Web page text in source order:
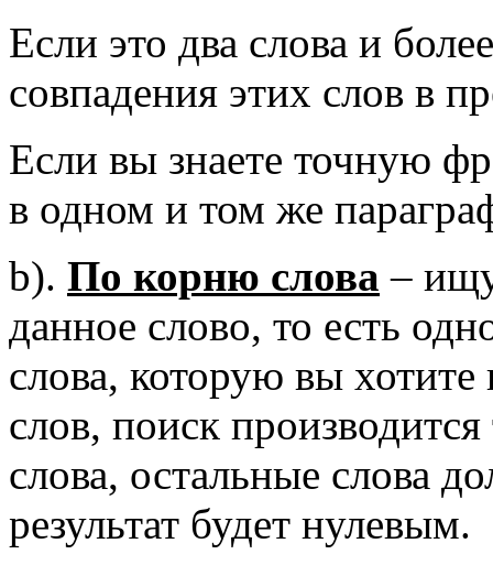
Если это два слова и
совпадения этих слов в
Если вы знаете точную
в одном и том же
b). По корню слова –
данное слово, то есть
слова, которую вы хотите
слов, поиск
слова, остальные слова
результат будет нулевым.